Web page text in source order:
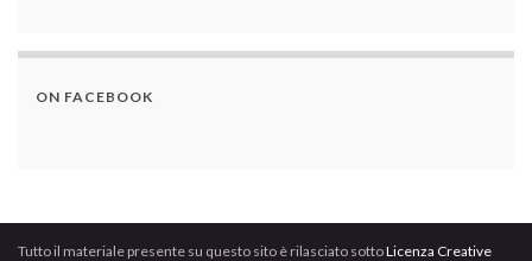
ON FACEBOOK
Tutto il materiale presente su questo sito è rilasciato sottoLicenza Creative